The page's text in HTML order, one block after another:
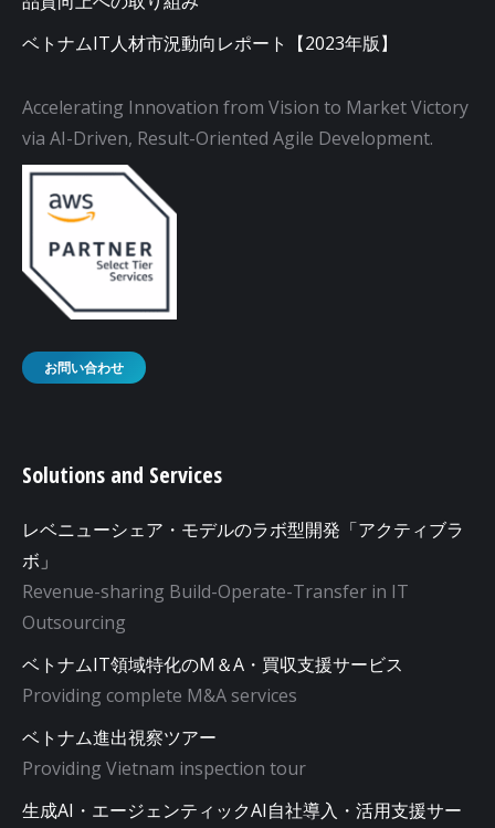
ベトナムIT人材市況動向レポート【2023年版】
Accelerating Innovation from Vision to Market Victory
via AI-Driven, Result-Oriented Agile Development.
お問い合わせ
Solutions and Services
レベニューシェア・モデルのラボ型開発「アクティブラ
ボ」
Revenue-sharing Build-Operate-Transfer in IT
Outsourcing
ベトナムIT領域特化のM＆A・買収支援サービス
Providing complete M&A services
ベトナム進出視察ツアー
Providing Vietnam inspection tour
生成AI・エージェンティックAI自社導入・活用支援サー